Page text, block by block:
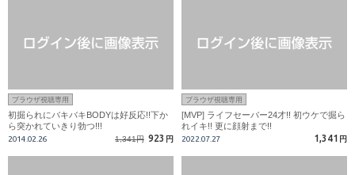
ブラウザ視聴専用
初掘られにバキバキBODYは好反応!!下か
ら突かれていきり勃つ!!!
2014.02.26 1,341円 923 円
ブラウザ視聴専用
[MVP] ライフセーバー24才!! 初ウケで掘ら
れイキ!! 更に顔射まで!!
2022.07.27 1,341 円